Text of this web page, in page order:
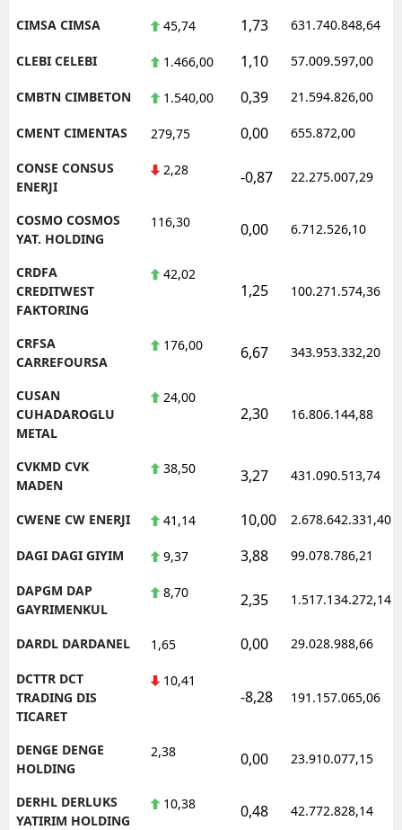
CIMSA CIMSA 45,74 1,73 631.740.848,64
CLEBI CELEBI 1.466,00 1,10 57.009.597,00
CMBTN CIMBETON 1.540,00 0,39 21.594.826,00
CMENT CIMENTAS 279,75 0,00 655.872,00
CONSE CONSUS
ENERJI
2,28 -0,87 22.275.007,29
COSMO COSMOS
YAT. HOLDING
116,30 0,00 6.712.526,10
CRDFA
CREDITWEST
FAKTORING
42,02
1,25 100.271.574,36
CRFSA
CARREFOURSA
176,00 6,67 343.953.332,20
CUSAN
CUHADAROGLU
METAL
24,00
2,30 16.806.144,88
CVKMD CVK
MADEN
38,50 3,27 431.090.513,74
CWENE CW ENERJI 41,14 10,00 2.678.642.331,40
DAGI DAGI GIYIM 9,37 3,88 99.078.786,21
DAPGM DAP
GAYRIMENKUL
8,70 2,35 1.517.134.272,14
DARDL DARDANEL 1,65 0,00 29.028.988,66
DCTTR DCT
TRADING DIS
TICARET
10,41
-8,28 191.157.065,06
DENGE DENGE
HOLDING
2,38 0,00 23.910.077,15
DERHL DERLUKS
YATIRIM HOLDING
10,38 0,48 42.772.828,14